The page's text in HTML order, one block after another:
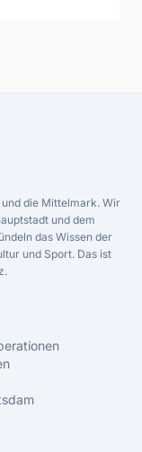
die Mittelmark. Wir
und dem
das Wissen der
und Sport. Das ist